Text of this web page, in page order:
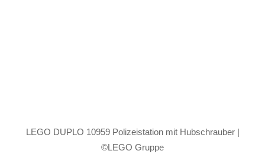
LEGO DUPLO 10959 Polizeistation mit Hubschrauber |
©LEGO Gruppe